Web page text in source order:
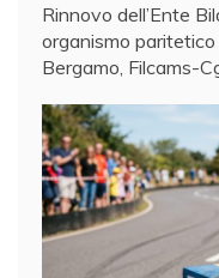
Rinnovo dell’Ente
organismo
Bergamo, Filcams-